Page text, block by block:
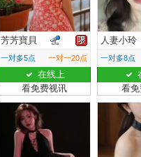
芳芳寶貝
一对多5点 一对一20点
在线上
看免费视讯
人妻小玲
一对多8点
看